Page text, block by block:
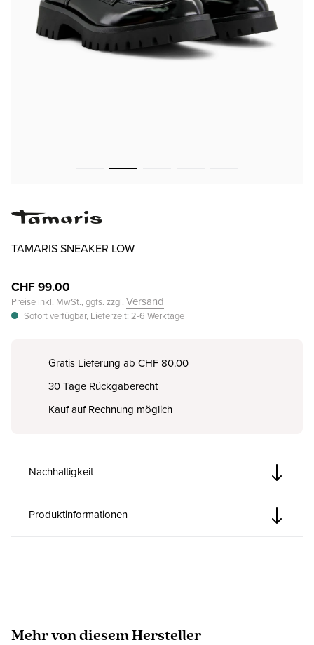
TAMARIS SNEAKER LOW
CHF 99.00
Preise inkl. MwSt., ggfs. zzgl. Versand
Sofort verfügbar, Lieferzeit: 2-6 Werktage
Gratis Lieferung ab CHF 80.00
30 Tage Rückgaberecht
Kauf auf Rechnung möglich
Nachhaltigkeit
Produktinformationen
Produktgalerie überspringen
Mehr von diesem Hersteller